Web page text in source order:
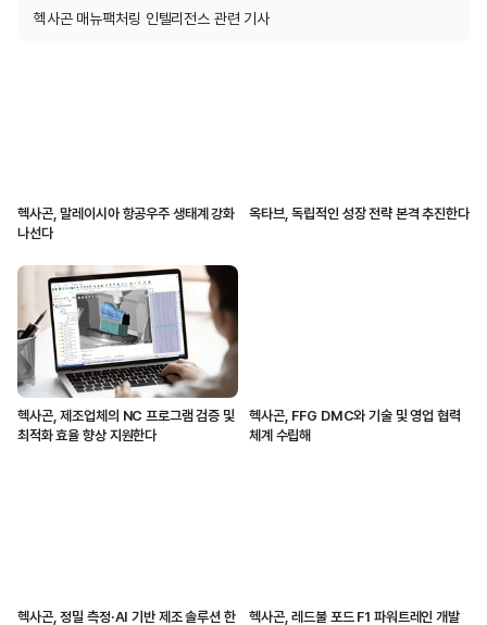
헥사곤 매뉴팩처링 인텔리전스 관련 기사
헥사곤, 말레이시아 항공우주 생태계 강화
나선다
옥타브, 독립적인 성장 전략 본격 추진한다
헥사곤, 제조업체의 NC 프로그램 검증 및
최적화 효율 향상 지원한다
헥사곤, FFG DMC와 기술 및 영업 협력
체계 수립해
헥사곤, 정밀 측정·AI 기반 제조 솔루션 한
헥사곤, 레드불 포드 F1 파워트레인 개발